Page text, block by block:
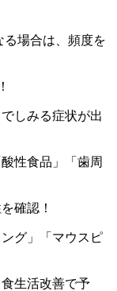
場合は、 頻度を
しみる症状が出
性食品」「歯周
確認！
グ」「マウスピ
生活改善で予